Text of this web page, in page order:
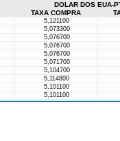
DOLAR DOS EUA-
TAXA COMPRA
5,121100
5,073300
5,076700
5,076700
5,076700
5,071700
5,104700
5,114800
5,101100
5,101100